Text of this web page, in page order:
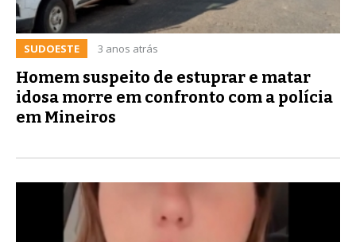
SUDOESTE 3 anos atrás
Homem suspeito de estuprar e matar
idosa morre em confronto com a polícia
em Mineiros